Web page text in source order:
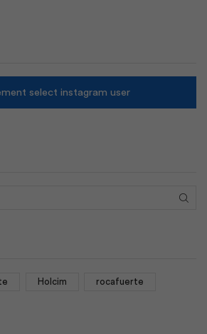
select instagram user
Holcim rocafuerte